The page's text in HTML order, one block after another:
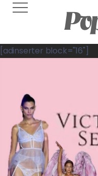
[adinserter block="16"]